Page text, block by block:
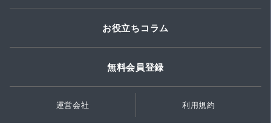
お役立ちコラム
無料会員登録
運営会社 利用規約